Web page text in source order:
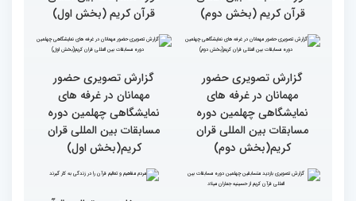
بالاترین سطح برگزاری
مسابقات قرآن را در ایران
شاهد بودم
ایران مهد قرآن است/ سطح
مسابقات ایران خیلی بالاست
گزارش تصویری سومین روز
رقابت بخش بانوان چهلمین
دوره مسابقات بین المللی
قرآن کریم (بخش دوم)
گزارش تصویری سومین روز
رقابت بخش بانوان چهلمین
دوره مسابقات بین المللی
قرآن کریم (بخش اول)